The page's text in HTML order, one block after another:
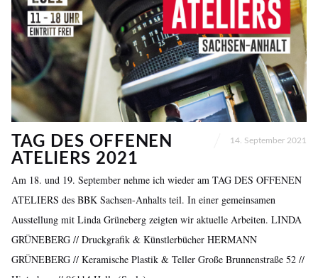
TAG DES OFFENEN
ATELIERS 2021
14. September 2021
Am 18. und 19. September nehme ich wieder am TAG DES OFFENEN
ATELIERS des BBK Sachsen-Anhalts teil. In einer gemeinsamen
Ausstellung mit Linda Grüneberg zeigten wir aktuelle Arbeiten. LINDA
GRÜNEBERG // Druckgrafik & Künstlerbücher HERMANN
GRÜNEBERG // Keramische Plastik & Teller Große Brunnenstraße 52 //